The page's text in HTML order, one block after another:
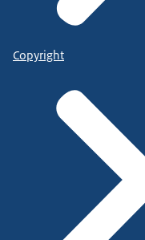
Copyright